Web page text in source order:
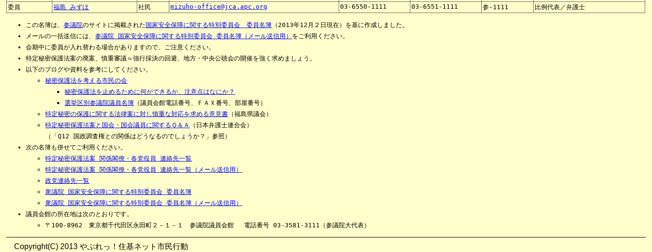
委員 福島 みずほ 社民 mizuho-office@jca.apc.org 03-6550-1111 03-6551-1111 参-1111 比例代表／弁護士
この名簿は、参議院のサイトに掲載された国家安全保障に関する特別委員会 委員名簿 （2013年12月２日現在）を基に作成しました。
メールの一括送信には、参議院 国家安全保障に関する特別委員会 委員名簿（メール送信用） をご利用ください。
会期中に委員が入れ替わる場合がありますので、ご注意ください。
特定秘密保護法案の廃案、慎重審議＝強行採決の回避、地方・中央公聴会の開催を強く求めましょう。
以下のブログや資料を参考にしてください。
秘密保護法を考える市民の会
秘密保護法を止めるために何ができるか、注意点はなにか？
選挙区別参議院議員名簿 （議員会館電話番号、ＦＡＸ番号、部屋番号）
特定秘密の保護に関する法律案に対し慎重な対応を求める意見書 （福島県議会）
特定秘密保護法案と国会・国会議員に関するＱ＆Ａ
（日本弁護士連合会）
（「Q12 国政調査権との関係はどうなるのでしょうか？」参照）
次の名簿も併せてご利用ください。
特定秘密保護法案 関係閣僚・各党役員 連絡先一覧
特定秘密保護法案 関係閣僚・各党役員 連絡先一覧（メール送信用）
政党連絡先一覧
衆議院 国家安全保障に関する特別委員会 委員名簿
衆議院 国家安全保障に関する特別委員会 委員名簿（メール送信用）
議員会館の所在地は次のとおりです。
〒100-8962 東京都千代田区永田町２－１－１ 参議院議員会館 電話番号 03-3581-3111（参議院大代表）
Copyright(C) 2013 やぶれっ！住基ネット市民行動